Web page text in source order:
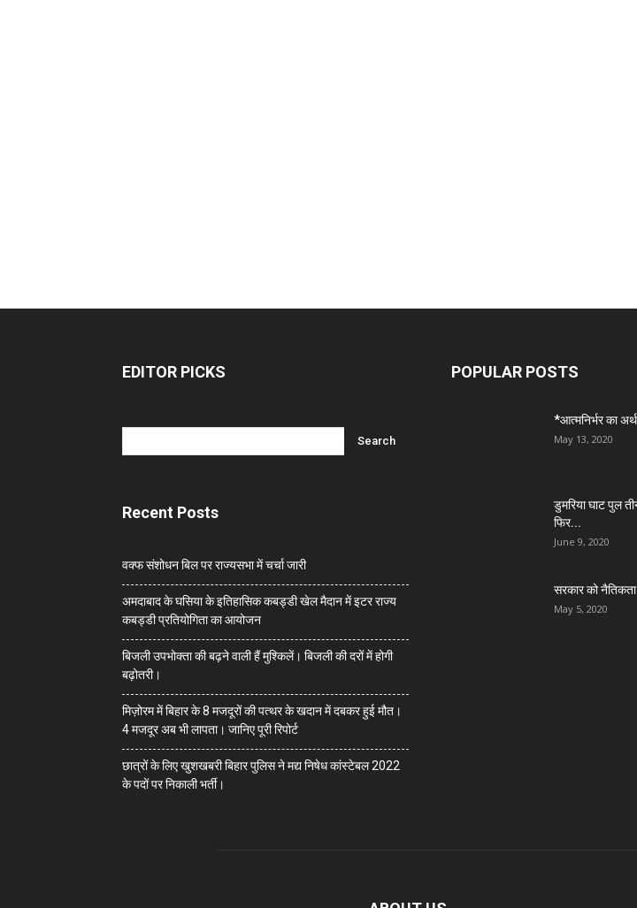
EDITOR PICKS
Recent Posts
वक्फ संशोधन बिल पर राज्यसभा में चर्चा जारी
अमदाबाद के घसिया के इतिहासिक कबड्डी खेल मैदान में इटर राज्य
कबड्डी प्रतियोगिता का आयोजन
बिजली उपभोक्ता की बढ़ने वाली हैं मुश्किलें। बिजली की दरों में होगी
बढ़ोतरी।
मिज़ोरम में बिहार के 8 मजदूरों की पत्थर के खदान में दबकर हुई मौत।
4 मजदूर अब भी लापता। जानिए पूरी रिपोर्ट
छात्रों के लिए खुशखबरी बिहार पुलिस ने मद्य निषेध कांस्टेबल 2022
के पदों पर निकाली भर्ती।
POPULAR POSTS
*आत्मनिर्भर का
May 13, 2020
डुमरिया घाट पुल
फिर...
June 9, 2020
सरकार को
May 5, 2020